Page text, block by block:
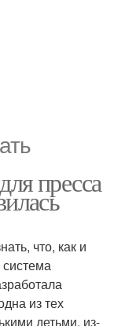
пресса
что, как и
из тех
детьми, из-